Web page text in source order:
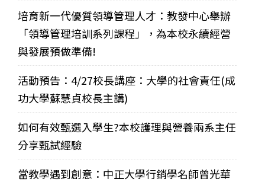
培育新一代優質領導管理人才：教發中心舉辦
「領導管理培訓系列課程」，為本校永續經營
與發展預做準備!
活動預告：4/27校長講座：大學的社會責任(成
功大學蘇慧貞校長主講)
如何有效甄選入學生?本校護理與營養兩系主任
分享甄試經驗
當教學遇到創意：中正大學行銷學名師曾光華